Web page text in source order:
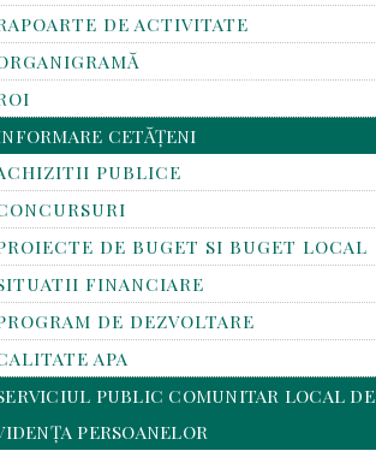
DE ACTIVITATE
CETĂȚENI
PUBLICE
DE BUGET SI BUGET LOCAL
FINANCIARE
DE DEZVOLTARE
APA
PUBLIC COMUNITAR LOCAL DE
PERSOANELOR